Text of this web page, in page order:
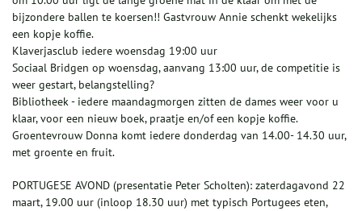
bijzondere ballen te koersen!! Gastvrouw Annie schenkt wekelijks
een kopje koffie.
Klaverjasclub iedere woensdag 19:00 uur
Sociaal Bridgen op woensdag, aanvang 13:00 uur, de competitie is
weer gestart, belangstelling?
Bibliotheek - iedere maandagmorgen zitten de dames weer voor u
klaar, voor een nieuw boek, praatje en/of een kopje koffie.
Groentevrouw Donna komt iedere donderdag van 14.00- 14.30 uur,
met groente en fruit.
PORTUGESE AVOND (presentatie Peter Scholten): zaterdagavond 22
maart, 19.00 uur (inloop 18.30 uur) met typisch Portugees eten,